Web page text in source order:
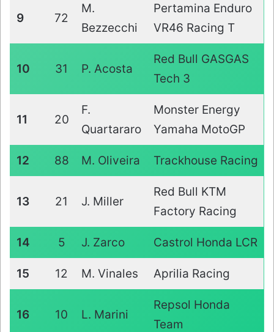
9 72
M.
Bezzecchi
Pertamina Enduro
VR46 Racing T
10 31 P. Acosta
Red Bull GASGAS
Tech 3
11 20
F.
Quartararo
Monster Energy
Yamaha MotoGP
12 88 M. Oliveira Trackhouse Racing
13 21 J. Miller
Red Bull KTM
Factory Racing
14 5 J. Zarco Castrol Honda LCR
15 12 M. Vinales Aprilia Racing
16 10 L. Marini
Repsol Honda
Team